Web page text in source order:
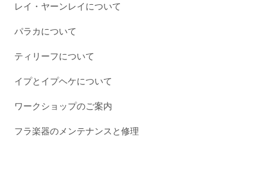
レイ・ヤーンレイについて
パラカについて
ティリーフについて
イプとイプヘケについて
ワークショップのご案内
フラ楽器のメンテナンスと修理